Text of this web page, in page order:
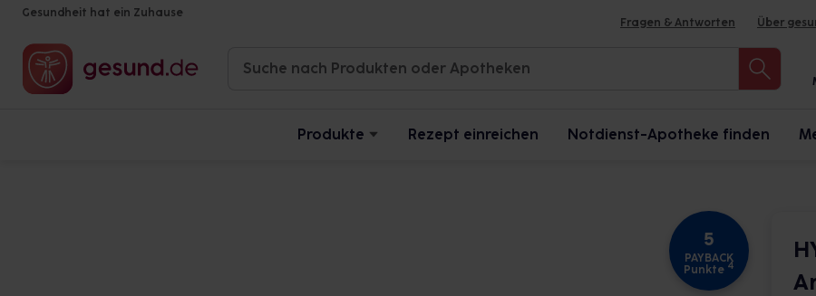
Gesundheit hat ein Zuhause
Fragen & Antworten Über
Produkte Rezept einreichen Notdienst-Apotheke finden
5
PAYBACK
Punkte 4